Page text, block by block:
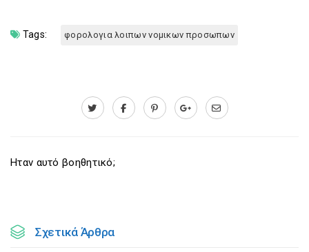
Tags: φορολογια λοιπων νομικων προσωπων
Ηταν αυτό βοηθητικό;
Σχετικά Άρθρα